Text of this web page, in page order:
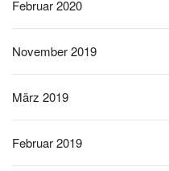
Februar 2020
November 2019
März 2019
Februar 2019